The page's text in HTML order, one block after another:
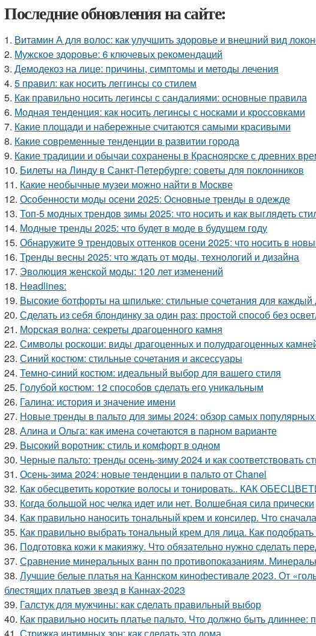
Последние обновления на сайте:
1. Витамин А для волос: как улучшить здоровье и внешний вид
2. Мужское здоровье: 6 ключевых рекомендаций
3. Демодекоз на лице: причины, симптомы и методы лечения
4. 5 правил: как носить леггинсы со стилем
5. Как правильно носить легинсы с сандалиями: основные правила
6. Модная тенденция: как носить легинсы с носками и кроссовками
7. Какие площади и набережные считаются самыми красивыми
8. Какие современные тенденции в развитии города
9. Какие традиции и обычаи сохранены в Красноярске с древних
10. Билеты на Линду в Санкт-Петербурге: советы для поклонников
11. Какие необычные музеи можно найти в Москве
12. Особенности моды осени 2025: Основные тренды в одежде
13. Топ-5 модных трендов зимы 2025: что носить и как выглядеть
14. Модные тренды 2025: что будет в моде в будущем году
15. Обнаружите 9 трендовых оттенков осени 2025: что носить в
16. Тренды весны 2025: что ждать от моды, технологий и дизайна
17. Эволюция женской моды: 120 лет изменений
18. Headlines:
19. Высокие ботфорты на шпильке: стильные сочетания для каждый
20. Сделать из себя блондинку за один раз: простой способ без
21. Морская волна: секреты драгоценного камня
22. Символы роскоши: виды драгоценных и полудрагоценных
23. Синий костюм: стильные сочетания и аксессуары
24. Темно-синий костюм: идеальный выбор для вашего стиля
25. Голубой костюм: 12 способов сделать его уникальным
26. Галина: история и значение имени
27. Новые тренды в пальто для зимы 2024: обзор самых
28. Алина и Ольга: как имена сочетаются в парном варианте
29. Высокий воротник: стиль и комфорт в одном
30. Черные пальто: тренды осень-зиму 2024 и как соответствовать
31. Осень-зима 2024: новые тенденции в пальто от Chanel
32. Как обесцветить короткие волосы и тонировать.. КАК
33. Когда большой нос челка идет или нет. Волшебная сила прически
34. Как правильно наносить тональный крем и консилер. Что
35. Как правильно выбрать тональный крем для лица. Как
36. Подготовка кожи к макияжу. Что обязательно нужно сделать
37. Сравнение минеральных ванн по противопоказаниям.
38. Лучшие белые платья на Каннском кинофестивале 2023. От
блестящих платьев звезд в Каннах-2023
39. Галстук для мужчины: как сделать правильный выбор
40. Как правильно носить платье пальто. Что должно быть длиннее: